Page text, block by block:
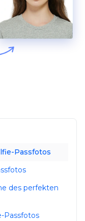
Passfotos
des perfekten
Passfotos